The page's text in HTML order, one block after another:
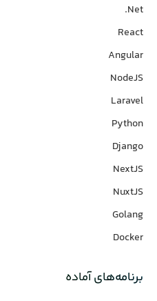
Net.
React
Angular
NodeJS
Laravel
Python
Django
NextJS
NuxtJS
Golang
Docker
برنامه‌های‌ آماده